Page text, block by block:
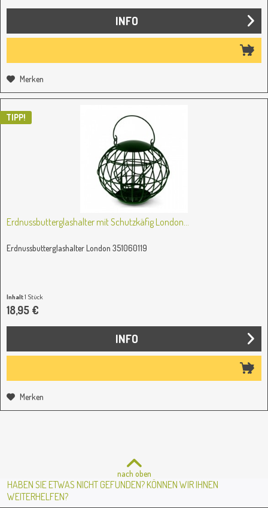
INFO
Merken
TIPP!
Erdnussbutterglashalter mit Schutzkäfig London...
Erdnussbutterglashalter London 351060119
Inhalt1 Stück
18,95 €
INFO
Merken
nach oben
HABEN SIE ETWAS NICHT GEFUNDEN? KÖNNEN WIR IHNEN
WEITERHELFEN?